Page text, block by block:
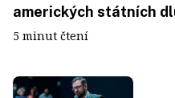
amerických státních
5 minut čtení